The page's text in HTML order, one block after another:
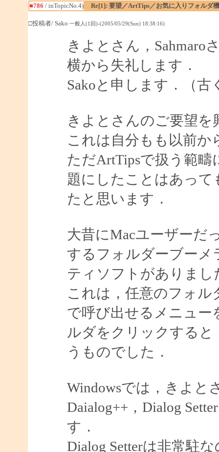
■786 / inTopicNo.4) Re[1]: 要望／ArtTips／お気に入りフォルダ
□投稿者/ Sako 一般人(1回)-(2005/05/29(Sun) 18:38:16)
きよとさん，Sahmaro
横から失礼します．
Sakoと申します．（
きよとさんのご要望を
これは自分もも以前か
ただArtTipsで扱う範
題にしたことはあっ
たと思います．
大昔にMacユーザーだ
するフォルダーブーメ
ティソフトがありまし
これは，任意のフォ
で呼び出せるメニュー
ルダをクリックする
うものでした．
Windowsでは，きよと
Daialog++，Dialog
す．
Dialog Setterは非常駐